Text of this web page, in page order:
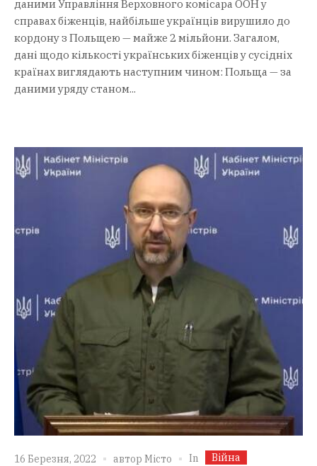
даними Управління Верховного комісара ООН у
справах біженців, найбільше українців вирушило до
кордону з Польщею — майже 2 мільйони. Загалом,
дані щодо кількості українських біженців у сусідніх
країнах виглядають наступним чином: Польща — за
даними уряду станом...
16 Березня, 2022 автор Місто In Війна